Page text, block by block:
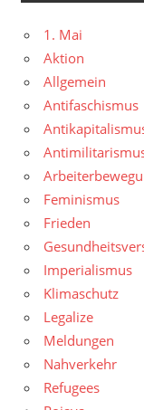
1. Mai
Aktion
Allgemein
Antifaschismus
Feminismus
Frieden
Imperialismus
Klimaschutz
Legalize
Meldungen
Nahverkehr
Refugees